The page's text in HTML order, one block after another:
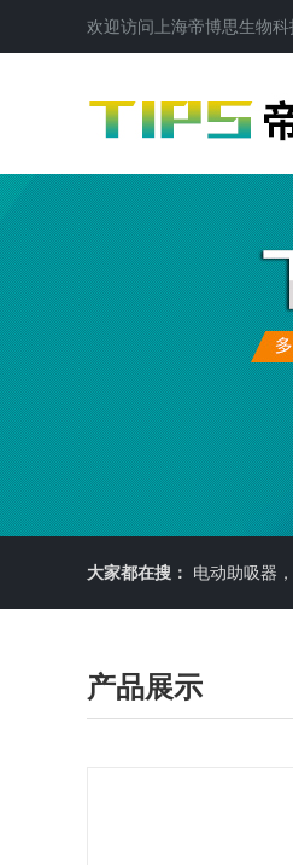
欢迎访问 上海帝博思生物
大家都在搜： 电动助吸器
产品展示